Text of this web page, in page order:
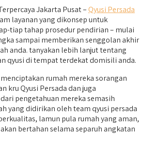
Jakarta Pusat –Qyusi Persada
layanan yang dikonsep untuk
tiap tahap prosedur pendirian – mulai
sampai memberikan senggolan akhir
anda. tanyakan lebih lanjut tentang
qyusi di tempat terdekat domisili anda.
rumah mereka sorangan
kru Qyusi Persada dan juga
pengetahuan mereka semasih
yang didirikan oleh team qyusi persada
lamun pula rumah yang aman,
bertahan selama separuh angkatan